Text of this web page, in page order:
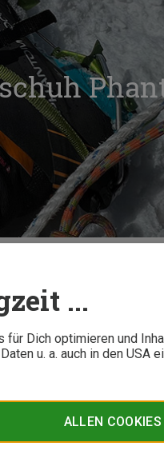
...
Dich optimieren und
u. a. auch in den USA
ALLEN
hinwill: Ins
in seiner überarbeiteten
und Tester